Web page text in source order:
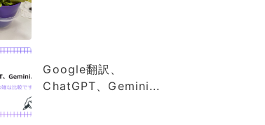
Google翻訳、
ChatGPT、Gemini...